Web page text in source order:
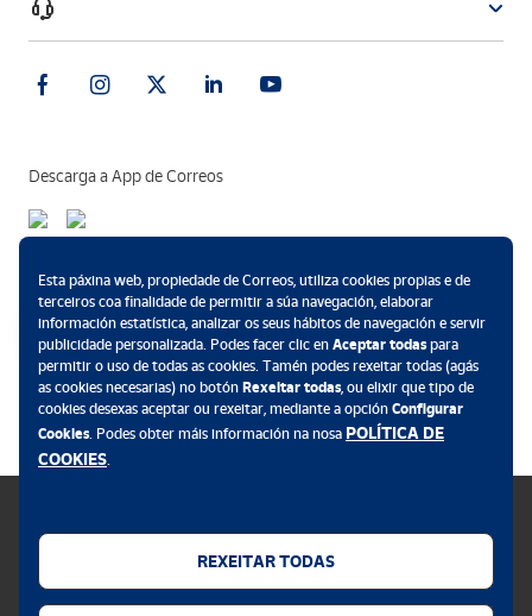
Descarga a App de Correos
Métodos de pagamento
Política de cookies
Esta páxina web, propiedade de Correos, utiliza cookies propias e de
terceiros coa finalidade de permitir a súa navegación, elaborar
información estatística, analizar os seus hábitos de navegación e servir
publicidade personalizada. Podes facer clic en Aceptar todaspara
permitir o uso de todas as cookies. Tamén podes rexeitar todas (agás
as cookies necesarias) no botón Rexeitar todas, ou elixir que tipo de
cookies desexas aceptar ou rexeitar, mediante a opción Configurar
Cookies. Podes obter máis información na nosa POLÍTICA DE
COOKIES.
REXEITAR TODAS